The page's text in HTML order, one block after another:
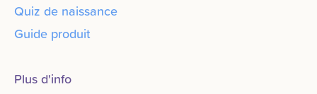
Quiz de naissance
Guide produit
Plus d'info